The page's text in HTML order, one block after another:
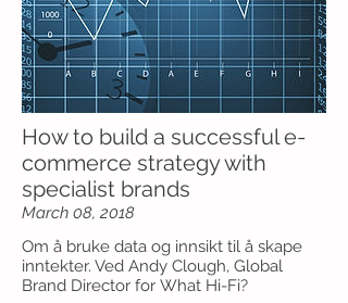
How to build a successful e-
commerce strategy with
specialist brands
March 08, 2018
Om å bruke data og innsikt til å skape
inntekter. Ved Andy Clough, Global
Brand Director for What Hi-Fi?